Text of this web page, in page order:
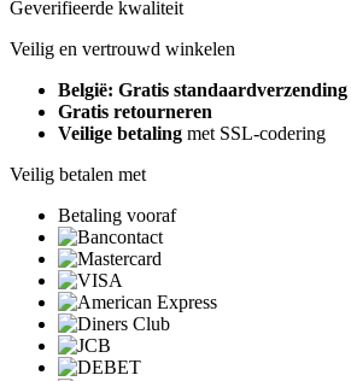
Geverifieerde kwaliteit
Veilig en vertrouwd winkelen
België: Gratis standaardverzending
Gratis retourneren
Veilige betaling met SSL-codering
Veilig betalen met
Betaling vooraf